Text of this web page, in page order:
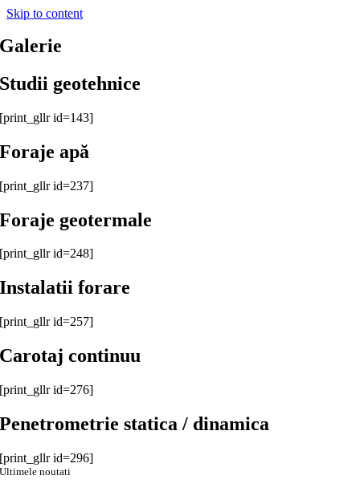
Skip to content
Galerie
Studii geotehnice
[print_gllr id=143]
Foraje apă
[print_gllr id=237]
Foraje geotermale
[print_gllr id=248]
Instalatii forare
[print_gllr id=257]
Carotaj continuu
[print_gllr id=276]
Penetrometrie statica / dinamica
[print_gllr id=296]
Ultimele noutati